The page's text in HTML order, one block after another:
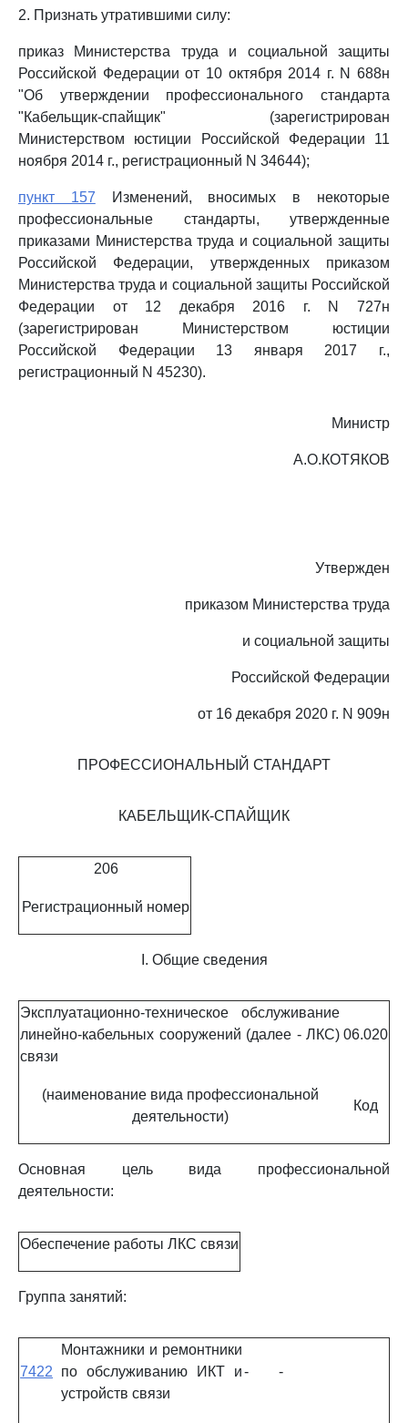
2. Признать утратившими силу:
приказ Министерства труда и социальной защиты
Российской Федерации от 10 октября 2014 г. N 688н
"Об утверждении профессионального стандарта
"Кабельщик-спайщик" (зарегистрирован
Министерством юстиции Российской Федерации 11
ноября 2014 г., регистрационный N 34644);
пункт 157 Изменений, вносимых в некоторые
профессиональные стандарты, утвержденные
приказами Министерства труда и социальной защиты
Российской Федерации, утвержденных приказом
Министерства труда и социальной защиты Российской
Федерации от 12 декабря 2016 г. N 727н
(зарегистрирован Министерством юстиции
Российской Федерации 13 января 2017 г.,
регистрационный N 45230).
Министр
А.О.КОТЯКОВ
Утвержден
приказом Министерства труда
и социальной защиты
Российской Федерации
от 16 декабря 2020 г. N 909н
ПРОФЕССИОНАЛЬНЫЙ СТАНДАРТ
КАБЕЛЬЩИК-СПАЙЩИК
206
Регистрационный номер
I. Общие сведения
Эксплуатационно-техническое обслуживание
линейно-кабельных сооружений (далее - ЛКС)
связи
06.020
(наименование вида профессиональной
деятельности)
Код
Основная цель вида профессиональной
деятельности:
Обеспечение работы ЛКС связи
Группа занятий:
7422
Монтажники и ремонтники
по обслуживанию ИКТ и
устройств связи
- -